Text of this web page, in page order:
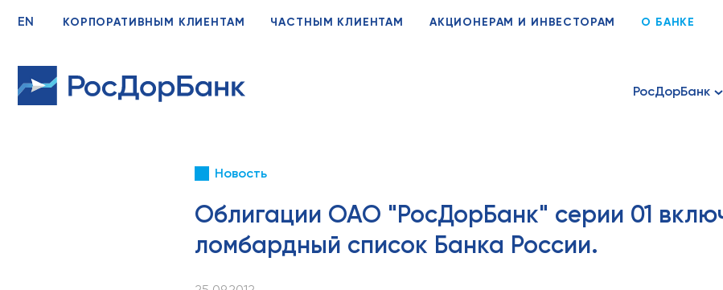
EN КОРПОРАТИВНЫМ КЛИЕНТАМ ЧАСТНЫМ КЛИЕНТАМ АКЦИОНЕРАМ И ИНВЕСТОРАМ О БАНКЕ
РосДорБанк
Новость
Облигации ОАО "РосДорБанк" серии 01
ломбардный список Банка России.